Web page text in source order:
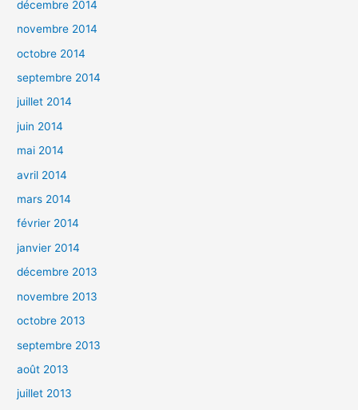
décembre 2014
novembre 2014
octobre 2014
septembre 2014
juillet 2014
juin 2014
mai 2014
avril 2014
mars 2014
février 2014
janvier 2014
décembre 2013
novembre 2013
octobre 2013
septembre 2013
août 2013
juillet 2013